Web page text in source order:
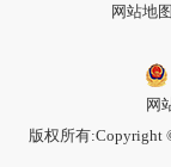
网站地图
网
版权所有:Copyright